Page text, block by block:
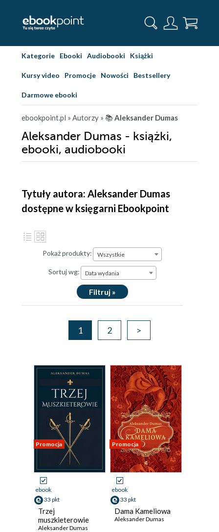
Kategorie Ebooki Audiobooki Książki
Kursy video Promocje Nowości Bestsellery
Darmowe ebooki
ebookpoint.pl » Autorzy » 📚Aleksander Dumas
Aleksander Dumas - książki,
ebooki, audiobooki
Tytuły autora: Aleksander Dumas
dostępne w księgarni Ebookpoint
Pokaż produkty: Wszystkie
Sortuj wg: Data wydania
Filtruj »
1 2 >
Promocja
ebook
33 pkt
Trzej
muszkieterowie
Aleksander Dumas
Promocja
ebook
33 pkt
Dama Kameliowa
Aleksander Dumas